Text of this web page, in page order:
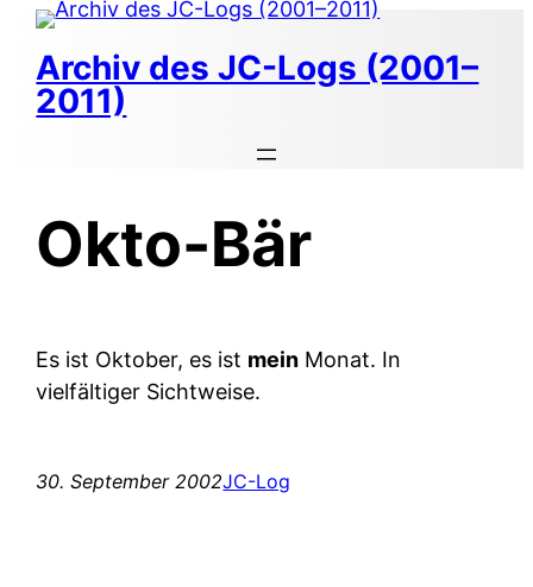
Zum
Inhalt
springen
Archiv des JC-Logs (2001–
2011)
Okto-Bär
Es ist Oktober, es ist mein Monat. In
vielfältiger Sichtweise.
30. September 2002JC-Log